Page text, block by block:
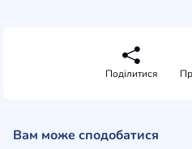
Поділитися
Вам може сподобатися